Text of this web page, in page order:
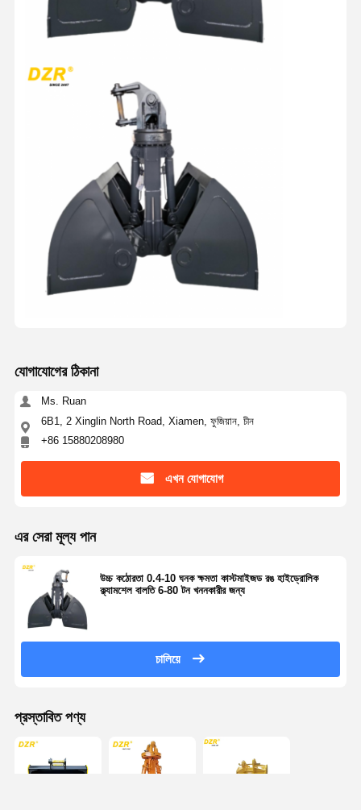
যোগাযোগের ঠিকানা
Ms. Ruan
6B1, 2 Xinglin North Road, Xiamen, ফুজিয়ান, চীন
+86 15880208980
এখন যোগাযোগ
এর সেরা মূল্য পান
উচ্চ কঠোরতা 0.4-10 ঘনক ক্ষমতা কাস্টমাইজড রঙ হাইড্রোলিক
ক্ল্যামশেল বালতি 6-80 টন খননকারীর জন্য
চালিয়ে
প্রস্তাবিত পণ্য